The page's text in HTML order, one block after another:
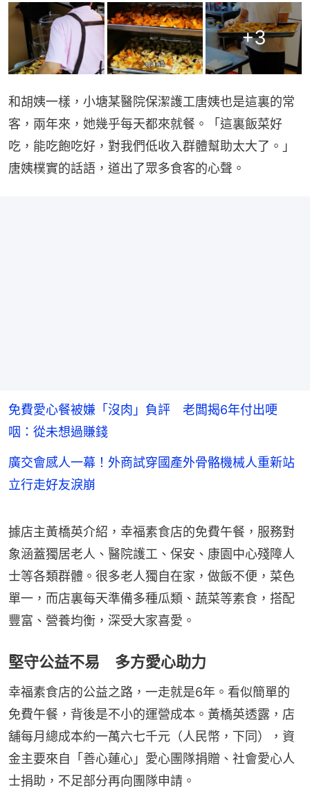
+3
和胡姨一樣，小塘某醫院保潔護工唐姨也是這裏的常
客，兩年來，她幾乎每天都來就餐。「這裏飯菜好
吃，能吃飽吃好，對我們低收入群體幫助太大了。」
唐姨樸實的話語，道出了眾多食客的心聲。
免費愛心餐被嫌「沒肉」負評 老闆揭6年付出哽
咽：從未想過賺錢
廣交會感人一幕！外商試穿國產外骨骼機械人重新站
立行走好友淚崩
據店主黃橋英介紹，幸福素食店的免費午餐，服務對
象涵蓋獨居老人、醫院護工、保安、康園中心殘障人
士等各類群體。很多老人獨自在家，做飯不便，菜色
單一，而店裏每天準備多種瓜類、蔬菜等素食，搭配
豐富、營養均衡，深受大家喜愛。
堅守公益不易 多方愛心助力
幸福素食店的公益之路，一走就是6年。看似簡單的
免費午餐，背後是不小的運營成本。黃橋英透露，店
舖每月總成本約一萬六七千元（人民幣，下同），資
金主要來自「善心蓮心」愛心團隊捐贈、社會愛心人
士捐助，不足部分再向團隊申請。